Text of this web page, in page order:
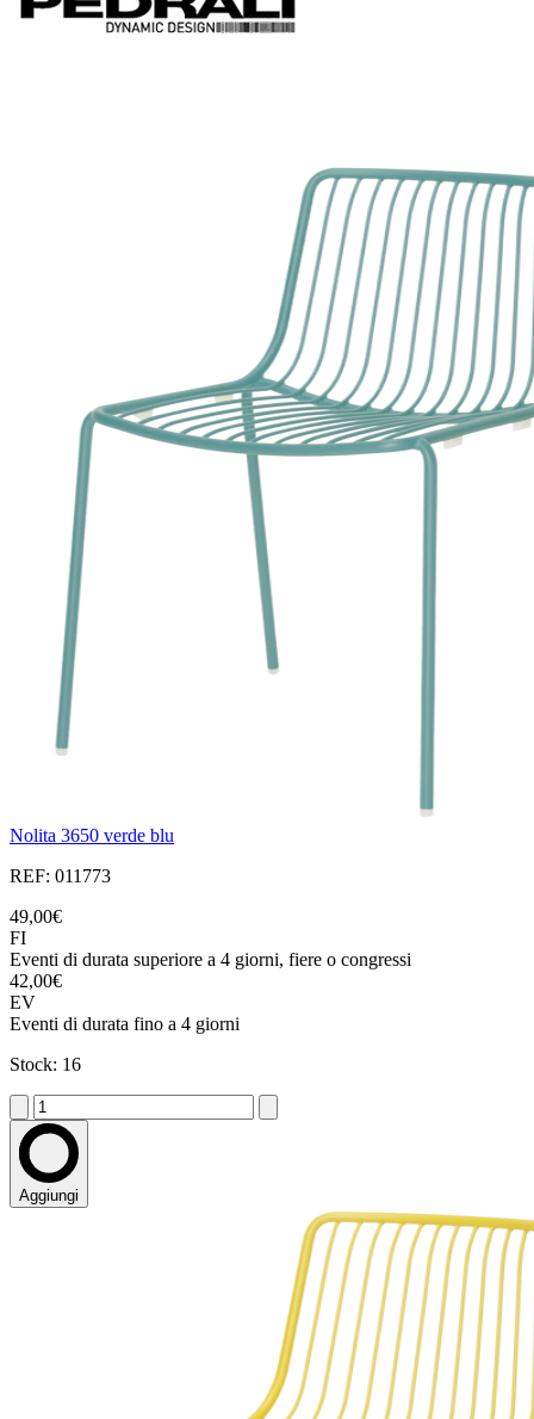
Nolita 3650 verde blu
REF: 011773
49,00€
FI
Eventi di durata superiore a 4 giorni, fiere o congressi
42,00€
EV
Eventi di durata fino a 4 giorni
Stock: 16
Aggiungi